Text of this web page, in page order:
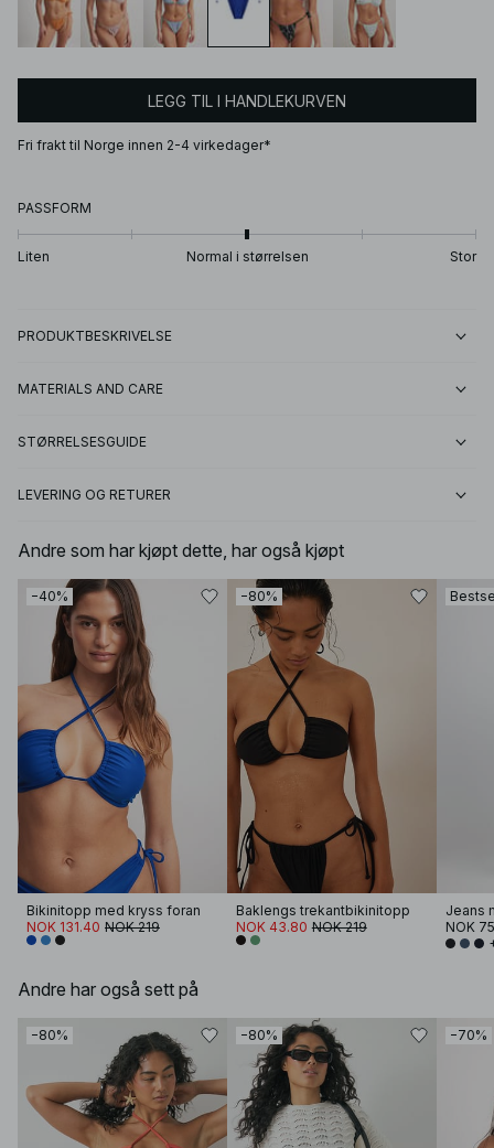
LEGG TIL I HANDLEKURVEN
Fri frakt til Norge innen 2-4 virkedager*
PASSFORM
Liten Normal i størrelsen Stor
PRODUKTBESKRIVELSE
MATERIALS AND CARE
STØRRELSESGUIDE
LEVERING OG RETURER
Andre som har kjøpt dette, har også kjøpt
−40%
Bikinitopp med kryss foran
NOK 131.40 NOK 219
−80%
Baklengs trekantbikinitopp
NOK 43.80 NOK 219
Jeans
NOK
Andre har også sett på
−80% −80% −70%